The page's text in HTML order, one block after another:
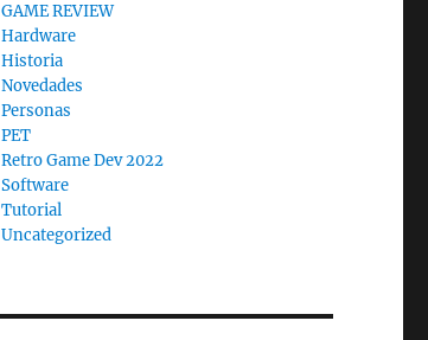
GAME REVIEW
Hardware
Historia
Novedades
Personas
PET
Retro Game Dev 2022
Software
Tutorial
Uncategorized